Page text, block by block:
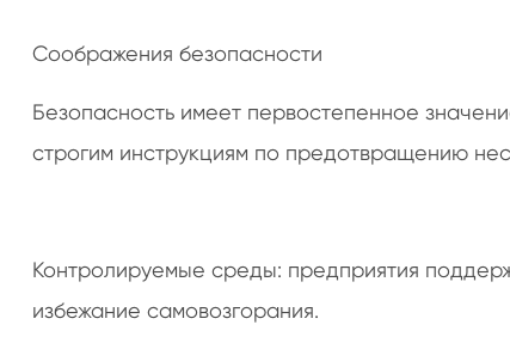
Соображения безопасности
Безопасность имеет первостепенное
строгим инструкциям по предотвращению
Контролируемые среды: предприятия
избежание самовозгорания.